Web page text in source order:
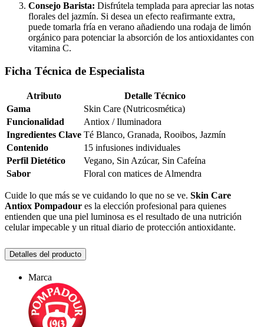
Consejo Barista: Disfrútela templada para apreciar las notas
florales del jazmín. Si desea un efecto reafirmante extra,
puede tomarla fría en verano añadiendo una rodaja de limón
orgánico para potenciar la absorción de los antioxidantes con
vitamina C.
Ficha Técnica de Especialista
Atributo
Detalle Técnico
Gama
Skin Care (Nutricosmética)
Funcionalidad
Antiox / Iluminadora
Ingredientes Clave Té Blanco, Granada, Rooibos, Jazmín
Contenido
15 infusiones individuales
Perfil Dietético
Vegano, Sin Azúcar, Sin Cafeína
Sabor
Floral con matices de Almendra
Cuide lo que más se ve cuidando lo que no se ve. Skin Care
Antiox Pompadour es la elección profesional para quienes
entienden que una piel luminosa es el resultado de una nutrición
celular impecable y un ritual diario de protección antioxidante.
Detalles del producto
Marca